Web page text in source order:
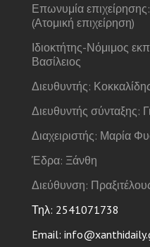
Επωνυμία
(Ατομική επιχείρηση)
Ιδιοκτήτης-Νόμιμος
Βασίλειος
Διευθυντής:
Διευθυντής σύνταξης:
Διαχειριστής: Μαρία
Έδρα: Ξάνθη
Διεύθυνση:
Τηλ: 2541071738
Email: